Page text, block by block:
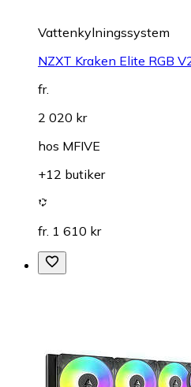
Vattenkylningssystem
NZXT Kraken Elite RGB
fr.
2 020 kr
hos MFIVE
+12 butiker
fr. 1 610 kr